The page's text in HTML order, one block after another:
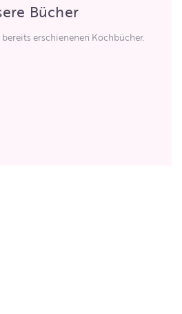
Bücher
erschienenen Kochbücher.